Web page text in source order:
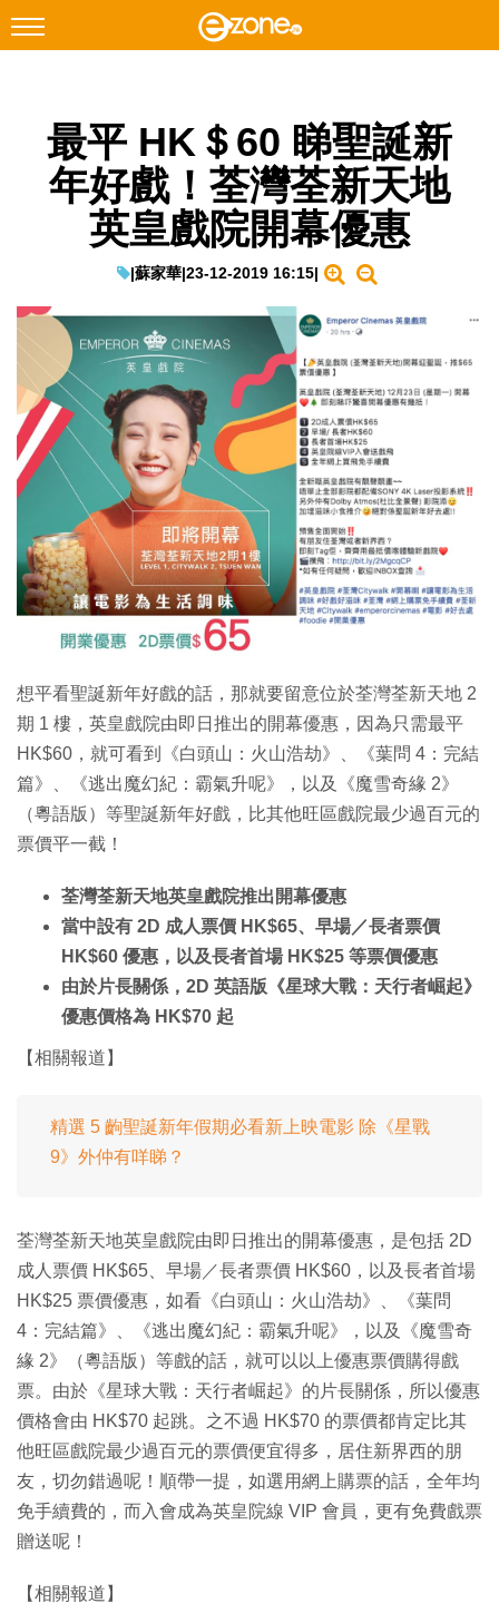
Facebook Instagram
科技焦點
教學評測
EduTech
IT Times
生成式AI與雲端應用
Enterprise Digital Transformation
最平 HK＄60 睇聖誕新
年好戲！荃灣荃新天地
英皇戲院開幕優惠
|蘇家華|23-12-2019 16:15|
想平看聖誕新年好戲的話，那就要留意位於荃灣荃新天地 2
期 1 樓，英皇戲院由即日推出的開幕優惠，因為只需最平
HK$60，就可看到《白頭山：火山浩劫》、《葉問 4：完結
篇》、《逃出魔幻紀：霸氣升呢》，以及《魔雪奇緣 2》
（粵語版）等聖誕新年好戲，比其他旺區戲院最少過百元的
票價平一截！
荃灣荃新天地英皇戲院推出開幕優惠
當中設有 2D 成人票價 HK$65、早場／長者票價
HK$60 優惠，以及長者首場 HK$25 等票價優惠
由於片長關係，2D 英語版《星球大戰：天行者崛起》
優惠價格為 HK$70 起
【相關報道】
精選 5 齣聖誕新年假期必看新上映電影 除《星戰
9》外仲有咩睇？
荃灣荃新天地英皇戲院由即日推出的開幕優惠，是包括 2D
成人票價 HK$65、早場／長者票價 HK$60，以及長者首場
HK$25 票價優惠，如看《白頭山：火山浩劫》、《葉問
4：完結篇》、《逃出魔幻紀：霸氣升呢》，以及《魔雪奇
緣 2》（粵語版）等戲的話，就可以以上優惠票價購得戲
票。由於《星球大戰：天行者崛起》的片長關係，所以優惠
價格會由 HK$70 起跳。之不過 HK$70 的票價都肯定比其
他旺區戲院最少過百元的票價便宜得多，居住新界西的朋
友，切勿錯過呢！順帶一提，如選用網上購票的話，全年均
免手續費的，而入會成為英皇院線 VIP 會員，更有免費戲票
贈送呢！
【相關報道】